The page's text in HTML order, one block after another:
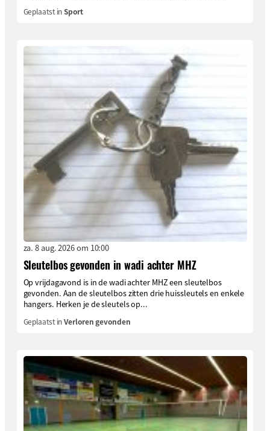
Geplaatst inSport
za. 8 aug. 2026 om 10:00
Sleutelbos gevonden in wadi achter MHZ
Op vrijdagavond is in de wadi achter MHZ een sleutelbos
gevonden. Aan de sleutelbos zitten drie huissleutels en enkele
hangers. Herken je de sleutels op...
Geplaatst inVerloren gevonden